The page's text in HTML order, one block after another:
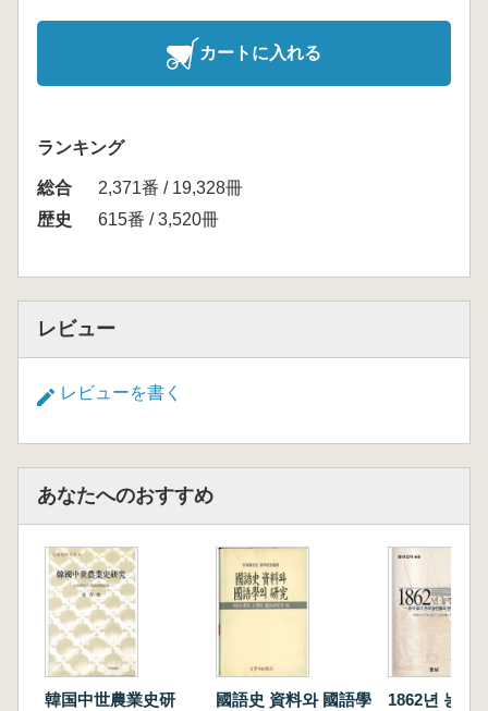
カートに入れる
ランキング
総合
2,371番 / 19,328冊
歴史
615番 / 3,520冊
レビュー
レビューを書く
あなたへのおすすめ
韓国中世農業史研
國語史 資料와 國語學
1862년 농민